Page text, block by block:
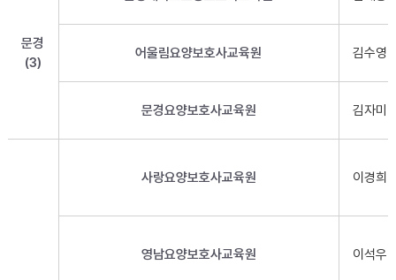
문경
(3)
어울림요양보호사교육원 김수영
문경요양보호사교육원 김자미
사랑요양보호사교육원 이경희
영남요양보호사교육원 이석우